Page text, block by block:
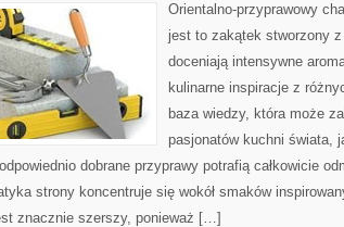
Orientalno-przyprawowy
jest to zakątek stworzony
doceniają intensywne
kulinarne inspiracje z
baza wiedzy, która może
pasjonatów kuchni świata,
dobrane przyprawy potrafią całkowicie
strony koncentruje się wokół smaków
znacznie szerszy, ponieważ […]